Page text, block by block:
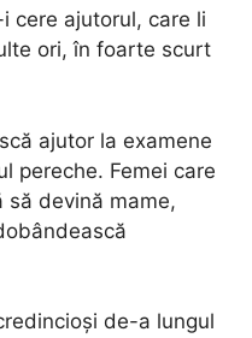
cere ajutorul, care li
ori, în foarte scurt
ajutor la examene
pereche. Femei care
să devină mame,
de-a lungul